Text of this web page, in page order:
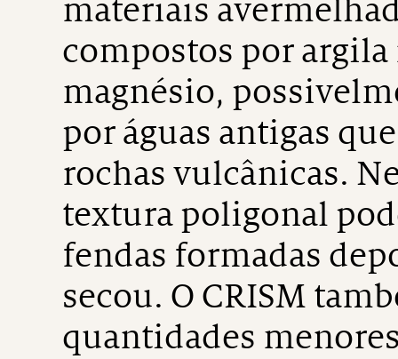
materiais
compostos por argila
magnésio,
por águas antigas
rochas vulcânicas.
textura poligonal
fendas formadas
secou. O CRISM
quantidades